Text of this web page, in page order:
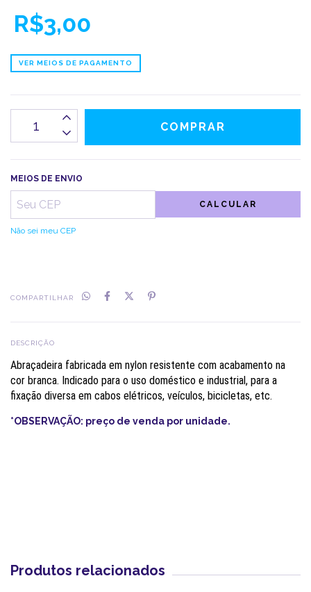
R$3,00
VER MEIOS DE PAGAMENTO
MEIOS DE ENVIO
CALCULAR
Não sei meu CEP
COMPARTILHAR
DESCRIÇÃO
Abraçadeira fabricada em nylon resistente com acabamento na
cor branca. Indicado para o uso doméstico e industrial, para a
fixação diversa em cabos elétricos, veículos, bicicletas, etc.
*OBSERVAÇÃO: preço de venda por unidade.
Produtos relacionados